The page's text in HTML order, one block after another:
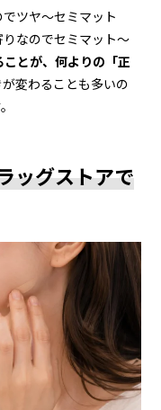
ツヤ〜セミマット
なのでセミマット〜
とが、何よりの「正
変わることも多いの
ッグストアで